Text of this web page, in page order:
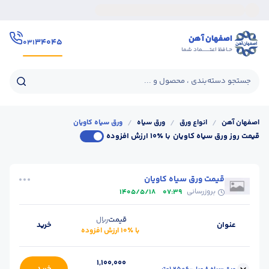
اصفهان آهن
حـافظ اعتــــــماد شما
۳۴۰۴۵۰۳۱
جستجو دسته‌بندی ، محصول و ...
اصفهان آهن / انواع ورق / ورق سیاه / ورق سیاه کاویان
قیمت روز ورق سیاه کاویان با ٪۱۰ ارزش افزوده
قیمت ورق سیاه کاویان
بروزرسانی 07:39
1405/5/18
عنوان قیمتریال
با ٪۱۰ ارزش افزوده
خرید
1,100,000